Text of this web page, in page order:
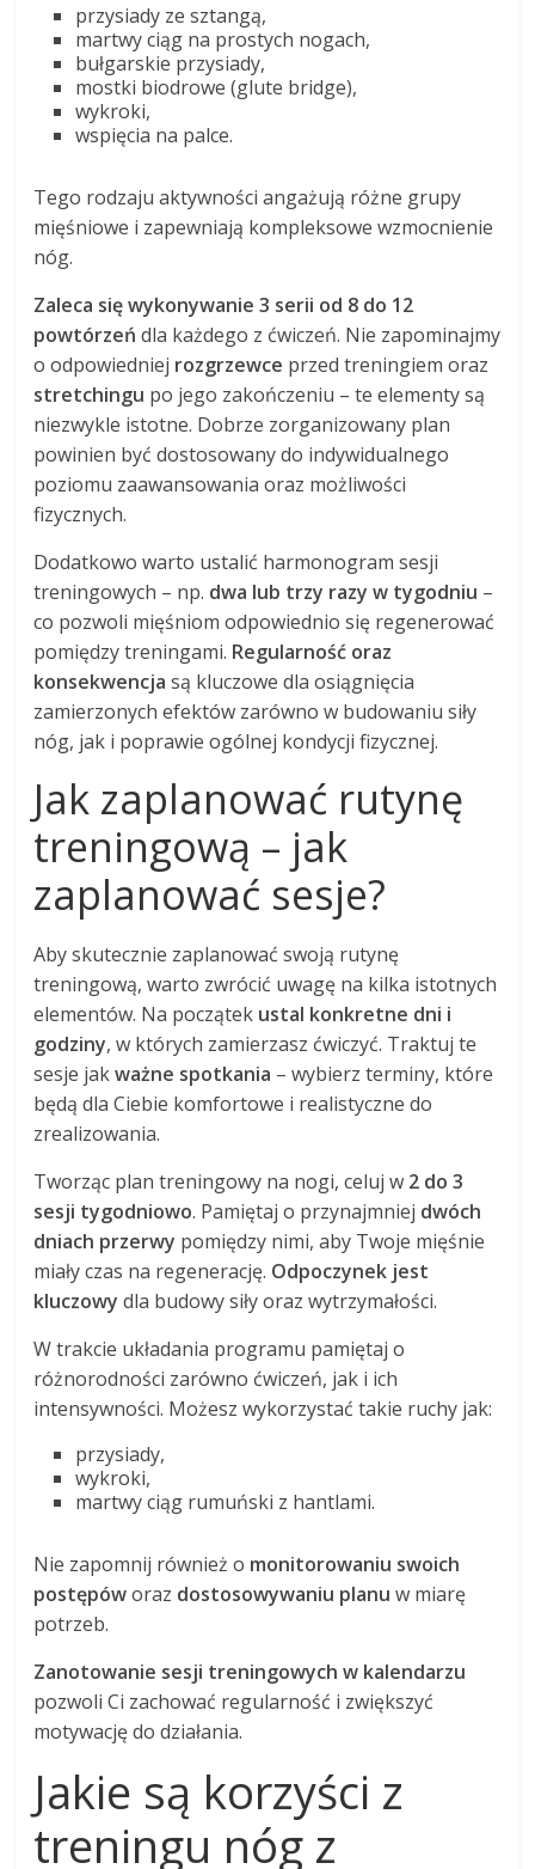
przysiady ze sztangą,
martwy ciąg na prostych nogach,
bułgarskie przysiady,
mostki biodrowe (glute bridge),
wykroki,
wspięcia na palce.
Tego rodzaju aktywności angażują różne grupy
mięśniowe i zapewniają kompleksowe wzmocnienie
nóg.
Zaleca się wykonywanie 3 serii od 8 do 12
powtórzeń dla każdego z ćwiczeń. Nie zapominajmy
o odpowiedniej rozgrzewce przed treningiem oraz
stretchingu po jego zakończeniu – te elementy są
niezwykle istotne. Dobrze zorganizowany plan
powinien być dostosowany do indywidualnego
poziomu zaawansowania oraz możliwości
fizycznych.
Dodatkowo warto ustalić harmonogram sesji
treningowych – np. dwa lub trzy razy w tygodniu –
co pozwoli mięśniom odpowiednio się regenerować
pomiędzy treningami. Regularność oraz
konsekwencja są kluczowe dla osiągnięcia
zamierzonych efektów zarówno w budowaniu siły
nóg, jak i poprawie ogólnej kondycji fizycznej.
Jak zaplanować rutynę
treningową – jak
zaplanować sesje?
Aby skutecznie zaplanować swoją rutynę
treningową, warto zwrócić uwagę na kilka istotnych
elementów. Na początek ustal konkretne dni i
godziny, w których zamierzasz ćwiczyć. Traktuj te
sesje jakważne spotkania – wybierz terminy, które
będą dla Ciebie komfortowe i realistyczne do
zrealizowania.
Tworząc plan treningowy na nogi, celuj w 2 do 3
sesji tygodniowo. Pamiętaj o przynajmniej dwóch
dniach przerwy pomiędzy nimi, aby Twoje mięśnie
miały czas na regenerację. Odpoczynek jest
kluczowy dla budowy siły oraz wytrzymałości.
W trakcie układania programu pamiętaj o
różnorodności zarówno ćwiczeń, jak i ich
intensywności. Możesz wykorzystać takie ruchy jak:
przysiady,
wykroki,
martwy ciąg rumuński z hantlami.
Nie zapomnij również o monitorowaniu swoich
postępóworaz dostosowywaniu planu w miarę
potrzeb.
Zanotowanie sesji treningowych w kalendarzu
pozwoli Ci zachować regularność i zwiększyć
motywację do działania.
Jakie są korzyści z
treningu nóg z